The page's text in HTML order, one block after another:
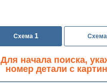
1
Для начала поиска,
номер детали с